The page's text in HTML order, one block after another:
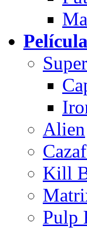
Alien
Kill
Pulp